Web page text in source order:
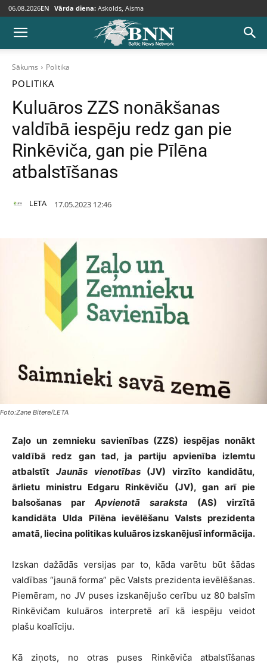
06.08.2026EN Vārda diena: Askolds, Aisma
Sākums Politika
POLITIKA
Kuluāros ZZS nonākšanas
valdībā iespēju redz gan pie
Rinkēviča, gan pie Pīlēna
atbalstīšanas
LETA 17.05.2023 12:46
Foto:Zane Bitere/LETA
Zaļo un zemnieku savienības (ZZS) iespējas nonākt
valdībā redz gan tad, ja partiju apvienība izlemtu
atbalstīt Jaunās vienotības(JV) virzīto kandidātu,
ārlietu ministru Edgaru Rinkēviču (JV), gan arī pie
balsošanas par Apvienotā saraksta (AS) virzītā
kandidāta Ulda Pīlēna ievēlēšanu Valsts prezidenta
amatā, liecina politikas kuluāros izskanējusī informācija.
Izskan dažādās versijas par to, kāda varētu būt šādas
valdības “jaunā forma” pēc Valsts prezidenta ievēlēšanas.
Piemēram, no JV puses izskanējušo cerību uz 80 balsīm
Rinkēvičam kuluāros interpretē arī kā iespēju veidot
plašu koalīciju.
Kā ziņots, no otras puses Rinkēviča atbalstīšanas